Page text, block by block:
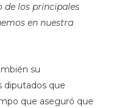
los principales
en nuestra
su
diputados que
que aseguró que